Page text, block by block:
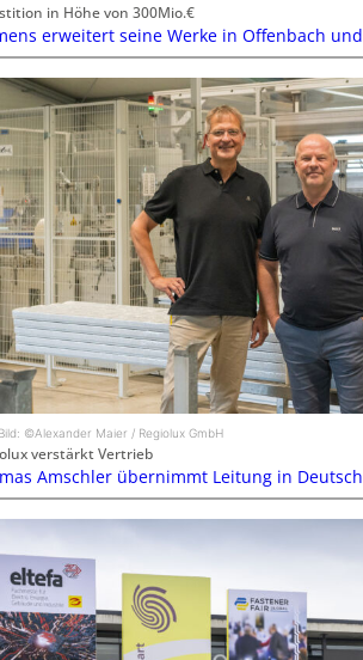
in Höhe von 300Mio.€
erweitert seine Werke in Offenbach
©Alexander Maier / Regiolux GmbH
verstärkt Vertrieb
Amschler übernimmt Leitung in